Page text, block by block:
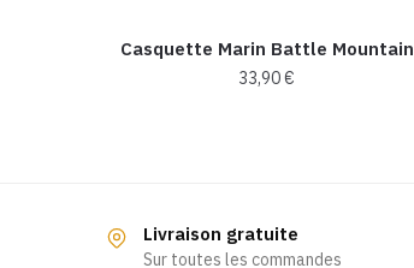
Casquette Marin Battle Mountain
33,90€
Livraison gratuite
Sur toutes les commandes